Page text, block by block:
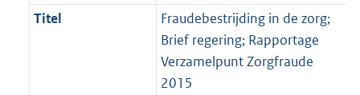
Titel
Fraudebestrijding in de zorg;
Brief regering; Rapportage
Verzamelpunt Zorgfraude
2015